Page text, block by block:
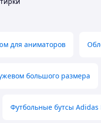
для аниматоров
большого размера
Футбольные бутсы Adidas